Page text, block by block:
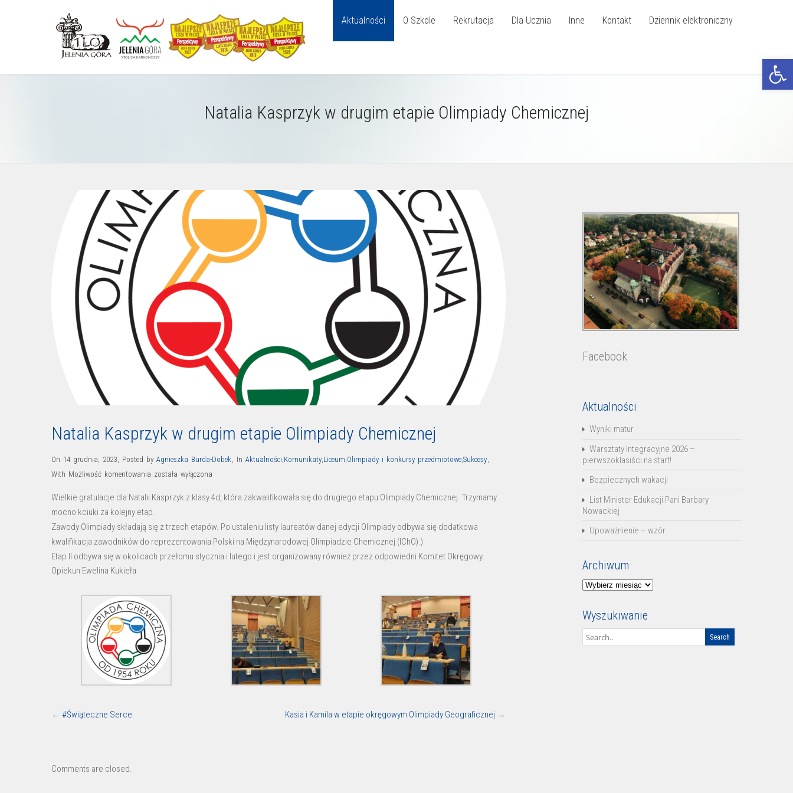
Otwórz
Aktualności O Szkole Rekrutacja Dla Ucznia Inne Kontakt Dziennik elektroniczny
Natalia Kasprzyk w drugim etapie Olimpiady Chemicznej
Natalia Kasprzyk w drugim etapie Olimpiady Chemicznej
On 14 grudnia, 2023, Posted by Agnieszka Burda-Dobek, In Aktualności,Komunikaty,Liceum,Olimpiady i konkursy przedmiotowe,Sukcesy,
With Możliwość komentowania Natalia
w
drugim
etapie
Olimpiady
Chemicznej
została wyłączona
Wielkie gratulacje dla Natalii Kasprzyk z klasy 4d, która zakwalifikowała się do drugiego etapu Olimpiady Chemicznej. Trzymamy
mocno kciuki za kolejny etap.
Zawody Olimpiady składają się z trzech etapów. Po ustaleniu listy laureatów danej edycji Olimpiady odbywa się dodatkowa
kwalifikacja zawodników do reprezentowania Polski na Międzynarodowej Olimpiadzie Chemicznej (IChO).)
Etap II odbywa się w okolicach przełomu stycznia i lutego i jest organizowany również przez odpowiedni Komitet Okręgowy.
Opiekun Ewelina Kukieła
← #Świąteczne Serce Kasia i Kamila w etapie okręgowym Olimpiady Geograficznej →
Comments are closed.
Facebook
Aktualności
Wyniki matur
Warsztaty Integracyjne 2026 –
pierwszoklasiści na start!
Bezpiecznych wakacji
List Minister Edukacji Pani Barbary
Nowackiej
Upoważnienie – wzór
Archiwum
Archiwum
Wyszukiwanie